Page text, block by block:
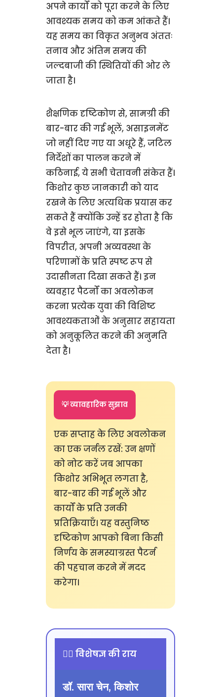
अपने कार्यों को पूरा करने के लिए
आवश्यक समय को कम आंकते हैं।
यह समय का विकृत अनुभव अंततः
तनाव और अंतिम समय की
जल्दबाजी की स्थितियों की ओर ले
जाता है।
शैक्षणिक दृष्टिकोण से, सामग्री की
बार-बार की गई भूलें, असाइनमेंट
जो नहीं दिए गए या अधूरे हैं, जटिल
निर्देशों का पालन करने में
कठिनाई, ये सभी चेतावनी संकेत हैं।
किशोर कुछ जानकारी को याद
रखने के लिए अत्यधिक प्रयास कर
सकते हैं क्योंकि उन्हें डर होता है कि
वे इसे भूल जाएंगे, या इसके
विपरीत, अपनी अव्यवस्था के
परिणामों के प्रति स्पष्ट रूप से
उदासीनता दिखा सकते हैं। इन
व्यवहार पैटर्नों का अवलोकन
करना प्रत्येक युवा की विशिष्ट
आवश्यकताओं के अनुसार सहायता
को अनुकूलित करने की अनुमति
देता है।
💡 व्यावहारिक सुझाव
एक सप्ताह के लिए अवलोकन
का एक जर्नल रखें: उन क्षणों
को नोट करें जब आपका
किशोर अभिभूत लगता है,
बार-बार की गई भूलें और
कार्यों के प्रति उनकी
प्रतिक्रियाएँ। यह वस्तुनिष्ठ
दृष्टिकोण आपको बिना किसी
निर्णय के समस्याग्रस्त पैटर्न
की पहचान करने में मदद
करेगा।
👨‍⚕️ विशेषज्ञ की राय
डॉ. सारा चेन, किशोर